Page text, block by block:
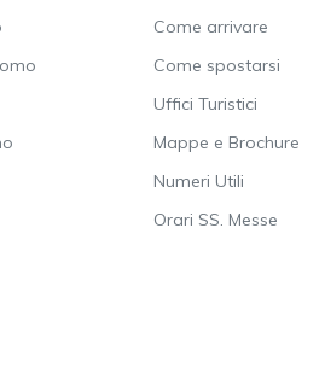
Come arrivare
Come spostarsi
Uffici Turistici
Mappe e Brochure
Numeri Utili
Orari SS. Messe